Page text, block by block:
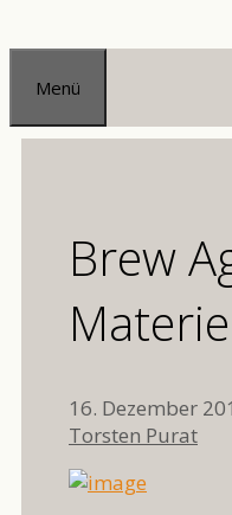
Zum
Inhalt
springen
Menü
Brew
Materie
16. Dezember
Torsten Purat